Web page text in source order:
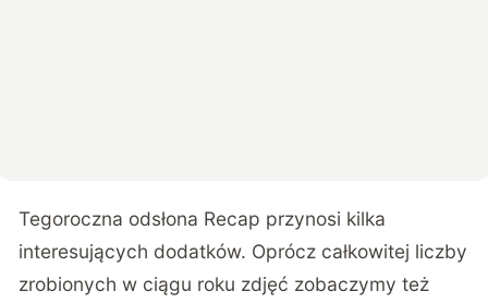
Tegoroczna odsłona Recap przynosi kilka
interesujących dodatków. Oprócz całkowitej liczby
zrobionych w ciągu roku zdjęć zobaczymy też